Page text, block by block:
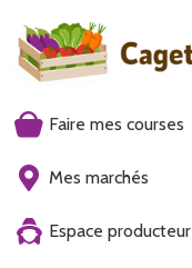
Faire mes courses
Mes marchés
Espace producteur